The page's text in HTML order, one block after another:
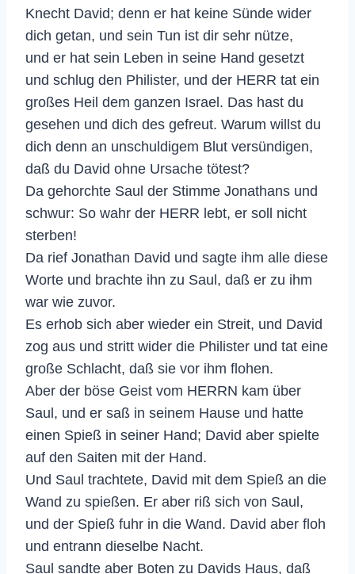
Knecht David; denn er hat keine Sünde wider
dich getan, und sein Tun ist dir sehr nütze,
und er hat sein Leben in seine Hand gesetzt
und schlug den Philister, und der HERR tat ein
großes Heil dem ganzen Israel. Das hast du
gesehen und dich des gefreut. Warum willst du
dich denn an unschuldigem Blut versündigen,
daß du David ohne Ursache tötest?
Da gehorchte Saul der Stimme Jonathans und
schwur: So wahr der HERR lebt, er soll nicht
sterben!
Da rief Jonathan David und sagte ihm alle diese
Worte und brachte ihn zu Saul, daß er zu ihm
war wie zuvor.
Es erhob sich aber wieder ein Streit, und David
zog aus und stritt wider die Philister und tat eine
große Schlacht, daß sie vor ihm flohen.
Aber der böse Geist vom HERRN kam über
Saul, und er saß in seinem Hause und hatte
einen Spieß in seiner Hand; David aber spielte
auf den Saiten mit der Hand.
Und Saul trachtete, David mit dem Spieß an die
Wand zu spießen. Er aber riß sich von Saul,
und der Spieß fuhr in die Wand. David aber floh
und entrann dieselbe Nacht.
Saul sandte aber Boten zu Davids Haus, daß